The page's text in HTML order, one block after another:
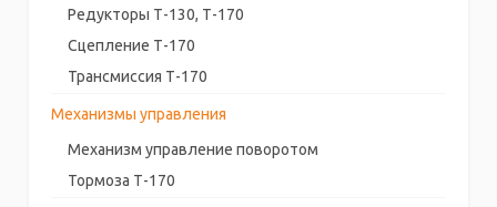
Редукторы Т-130, Т-170
Сцепление Т-170
Трансмиссия Т-170
Механизмы управления
Механизм управление поворотом
Тормоза Т-170